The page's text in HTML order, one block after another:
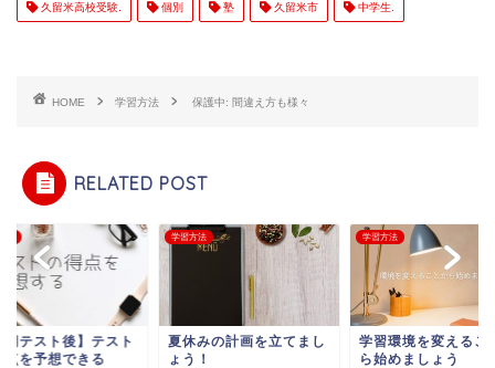
久留米高校受験. 個別 塾 久留米市 中学生.
HOME 学習方法 保護中: 間違え方も様々
RELATED POST
期テスト後】テスト
点を予想できる
学習方法
夏休みの計画を立てまし
ょう！
学習方法
学習環境を変えるこ
ら始めましょう